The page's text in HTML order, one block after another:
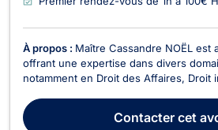
À propos : Maître Cassandre NOËL est
offrant une expertise dans divers
notamment en Droit des Affaires, Droit
créance. Maître NOËL se distingue par
humaine, fiable et professionnelle,
Contactercet